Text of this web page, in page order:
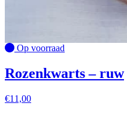
Op voorraad
Rozenkwarts – ruw
€11,00